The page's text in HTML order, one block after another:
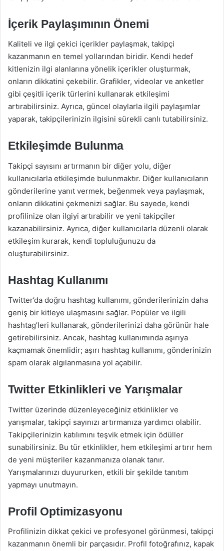
İçerik Paylaşımının Önemi
Kaliteli ve ilgi çekici içerikler paylaşmak, takipçi
kazanmanın en temel yollarından biridir. Kendi hedef
kitlenizin ilgi alanlarına yönelik içerikler oluşturmak,
onların dikkatini çekebilir. Grafikler, videolar ve anketler
gibi çeşitli içerik türlerini kullanarak etkileşimi
artırabilirsiniz. Ayrıca, güncel olaylarla ilgili paylaşımlar
yaparak, takipçilerinizin ilgisini sürekli canlı tutabilirsiniz.
Etkileşimde Bulunma
Takipçi sayısını artırmanın bir diğer yolu, diğer
kullanıcılarla etkileşimde bulunmaktır. Diğer kullanıcıların
gönderilerine yanıt vermek, beğenmek veya paylaşmak,
onların dikkatini çekmenizi sağlar. Bu sayede, kendi
profilinize olan ilgiyi artırabilir ve yeni takipçiler
kazanabilirsiniz. Ayrıca, diğer kullanıcılarla düzenli olarak
etkileşim kurarak, kendi topluluğunuzu da
oluşturabilirsiniz.
Hashtag Kullanımı
Twitter’da doğru hashtag kullanımı, gönderilerinizin daha
geniş bir kitleye ulaşmasını sağlar. Popüler ve ilgili
hashtag’leri kullanarak, gönderilerinizi daha görünür hale
getirebilirsiniz. Ancak, hashtag kullanımında aşırıya
kaçmamak önemlidir; aşırı hashtag kullanımı, gönderinizin
spam olarak algılanmasına yol açabilir.
Twitter Etkinlikleri ve Yarışmalar
Twitter üzerinde düzenleyeceğiniz etkinlikler ve
yarışmalar, takipçi sayınızı artırmanıza yardımcı olabilir.
Takipçilerinizin katılımını teşvik etmek için ödüller
sunabilirsiniz. Bu tür etkinlikler, hem etkileşimi artırır hem
de yeni müşteriler kazanmanıza olanak tanır.
Yarışmalarınızı duyururken, etkili bir şekilde tanıtım
yapmayı unutmayın.
Profil Optimizasyonu
Profilinizin dikkat çekici ve profesyonel görünmesi, takipçi
kazanmanın önemli bir parçasıdır. Profil fotoğrafınız, kapak